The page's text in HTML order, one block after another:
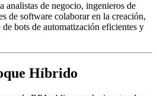
analistas de negocio, ingenieros de
de software colaborar en la creación,
bots de automatización eficientes y
Híbrido